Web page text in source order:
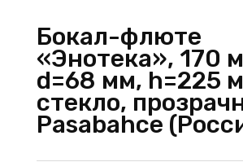
Бокал-флюте
«Энотека», 170
d=68 мм, h=225
стекло,
Pasabahce